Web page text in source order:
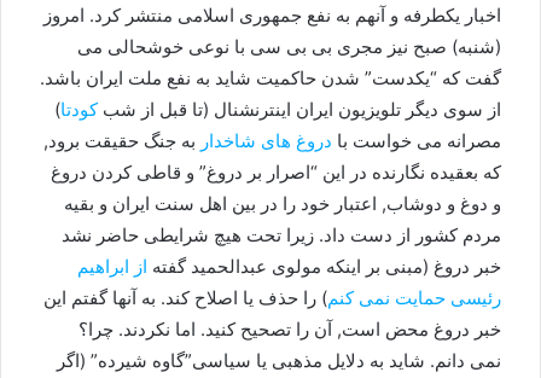
اخبار یکطرفه و آنهم به نفع جمهوری اسلامی منتشر کرد. امروز
(شنبه) صبح نیز مجری بی بی سی با نوعی خوشحالی می
گفت که “یکدست” شدن حاکمیت شاید به نفع ملت ایران باشد.
از سوی دیگر تلویزیون ایران اینترنشنال (تا قبل از شبکودتا)
مصرانه می خواست با دروغ های شاخدار به جنگ حقیقت برود,
که بعقیده نگارنده در این “اصرار بر دروغ” و قاطی کردن دروغ
و دوغ و دوشاب, اعتبار خود را در بین اهل سنت ایران و بقیه
مردم کشور از دست داد. زیرا تحت هیچ شرایطی حاضر نشد
خبر دروغ (مبنی بر اینکه مولوی عبدالحمید گفته از ابراهیم
رئیسی حمایت نمی کنم) را حذف یا اصلاح کند. به آنها گفتم این
خبر دروغ محض است, آن را تصحیح کنید. اما نکردند. چرا؟
نمی دانم. شاید به دلایل مذهبی یا سیاسی”گاوه شیرده” (اگر